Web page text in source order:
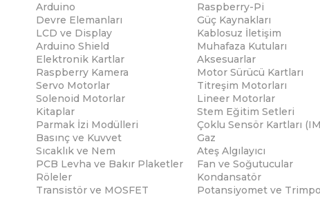
Arduino Raspberry-Pi
Devre Elemanları
Güç Kaynakları
LCD ve Display
Kablosuz İletişim
Arduino Shield
Muhafaza Kutuları
Elektronik Kartlar
Aksesuarlar
Raspberry Kamera
Motor Sürücü Kartları
Servo Motorlar
Titreşim Motorları
Solenoid Motorlar
Lineer Motorlar
Kitaplar
Stem Eğitim Setleri
Parmak İzi Modülleri
Çoklu Sensör Kartları
Basınç ve Kuvvet
Gaz
Sıcaklık ve Nem
Ateş Algılayıcı
PCB Levha ve Bakır Plaketler
Fan ve Soğutucular
Röleler
Kondansatör
Transistör ve MOSFET
Potansiyomet ve